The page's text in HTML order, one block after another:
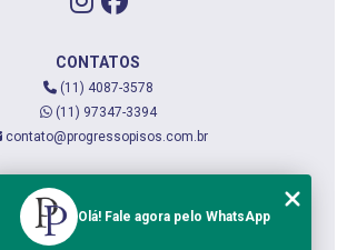
CONTATOS
(11) 4087-3578
(11) 97347-3394
contato@progressopisos.com.br
Olá! Fale agora pelo WhatsApp